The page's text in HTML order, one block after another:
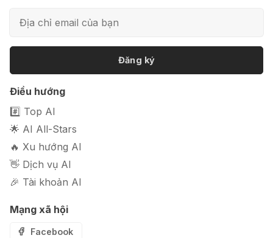
ảnh sản phẩm chuyên nghiệp
Đăng ký
Điều hướng
#️⃣ Top AI
🌟 AI All-Stars
🔥 Xu hướng AI
👋 Dịch vụ AI
🎉 Tài khoản AI
Mạng xã hội
Facebook